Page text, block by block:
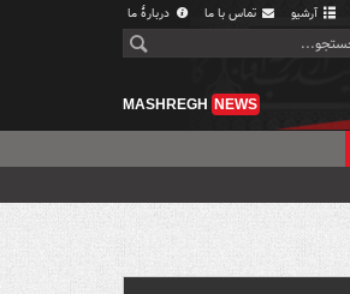
آرشیو تماس با ما دربارهٔ ما
MASHREGH NEWS